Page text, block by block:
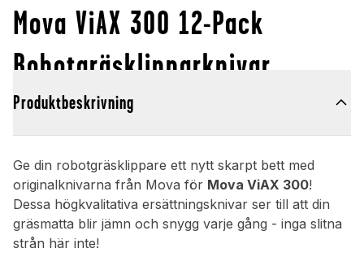
Mova ViAX 300 12-Pack
Robotgräsklipparknivar
Produktbeskrivning
Ge din robotgräsklippare ett nytt skarpt bett med
originalknivarna från Mova för Mova ViAX 300!
Dessa högkvalitativa ersättningsknivar ser till att din
gräsmatta blir jämn och snygg varje gång - inga slitna
strån här inte!